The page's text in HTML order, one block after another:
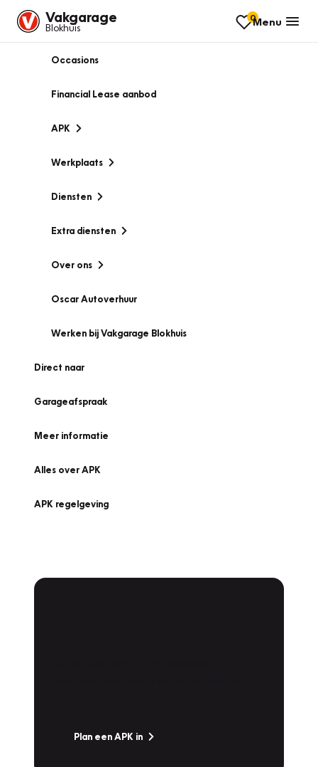
Vakgarage
Blokhuis
0Menu
Occasions
Financial Lease aanbod
APK
Werkplaats
Diensten
Extra diensten
Over ons
Oscar Autoverhuur
Werken bij Vakgarage Blokhuis
Direct naar
Garageafspraak
Meer informatie
Alles over APK
APK regelgeving
Plan een APK in